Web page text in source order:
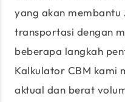
yang akan
transportasi dengan
beberapa langkah
Kalkulator CBM kami
aktual dan berat